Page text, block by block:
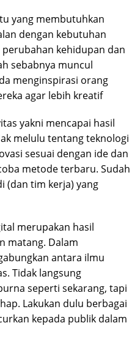
yang membutuhkan
dengan kebutuhan
kehidupan dan
sebabnya muncul
menginspirasi orang
agar lebih kreatif
yakni mencapai hasil
melulu tentang teknologi
sesuai dengan ide dan
metode terbaru. Sudah
(dan tim kerja) yang
merupakan hasil
matang. Dalam
antara ilmu
Tidak langsung
seperti sekarang, tapi
Lakukan dulu berbagai
kepada publik dalam